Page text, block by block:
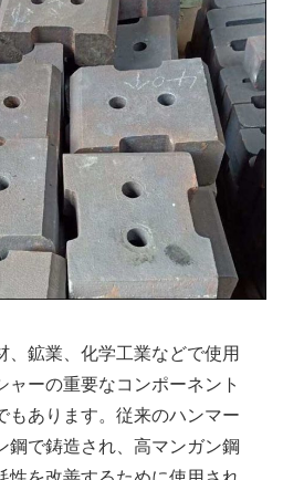
、鉱業、化学工業などで使用
ャーの重要なコンポーネント
もあります。従来のハンマー
鋼で鋳造され、高マンガン鋼